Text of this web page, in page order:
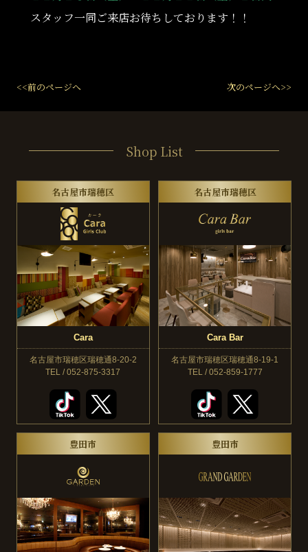
スタッフ一同ご来店お待ちしております！！
<<前のページへ 次のページへ>>
Shop List
名古屋市瑞穂区
Cara
名古屋市瑞穂区瑞穂通8-20-2
TEL / 052-875-3317
名古屋市瑞穂区
Cara Bar
名古屋市瑞穂区瑞穂通8-19-1
TEL / 052-859-1777
豊田市 豊田市